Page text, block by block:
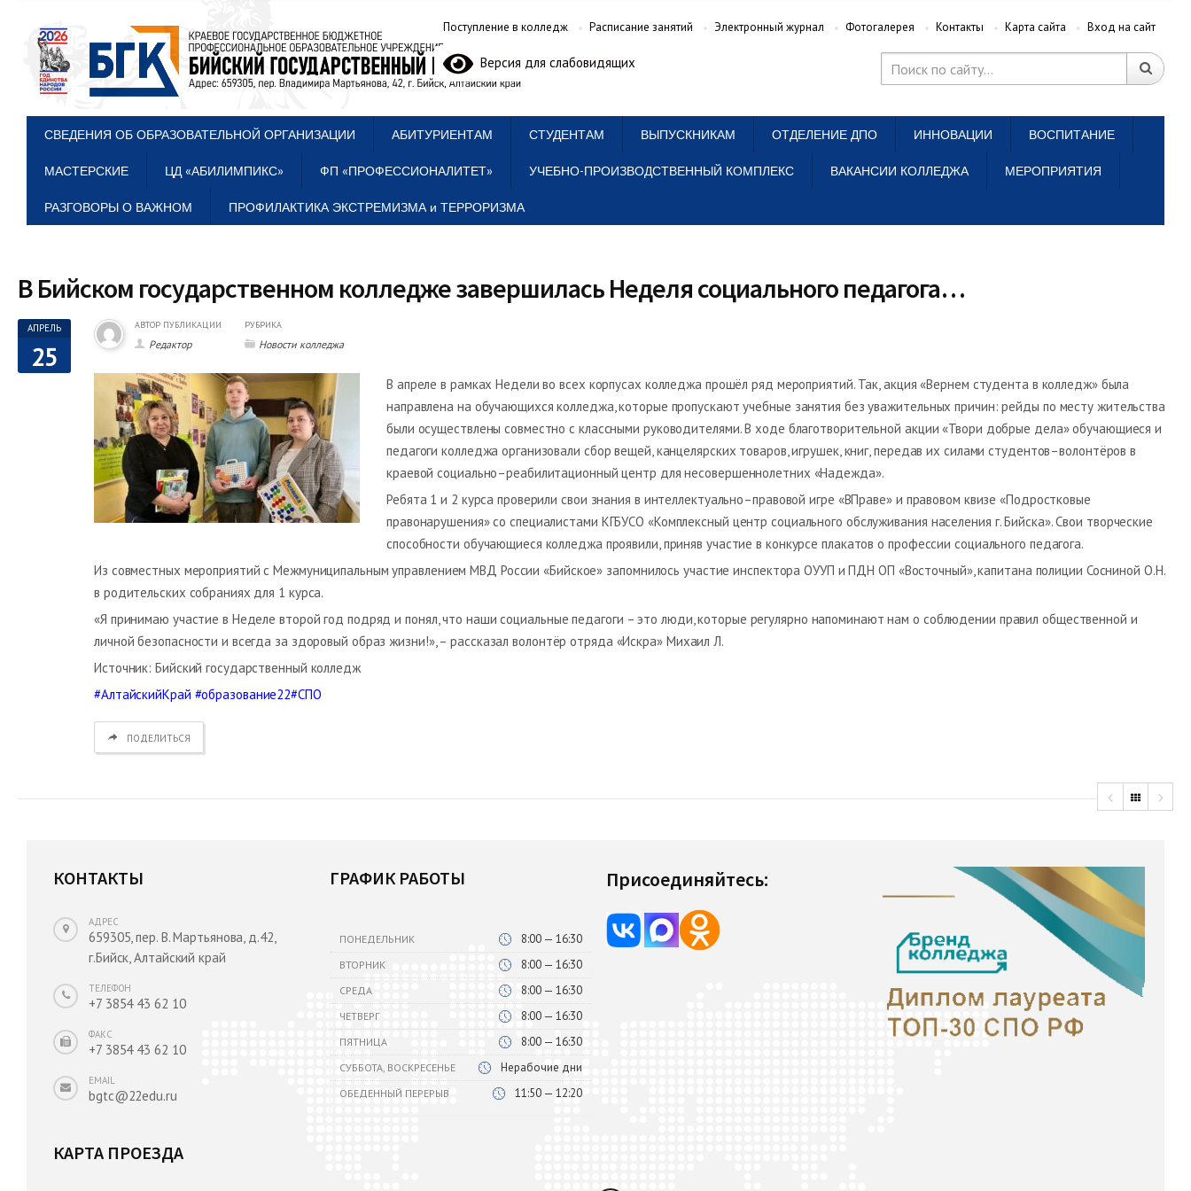
Поступление в колледж Расписание занятий Электронный журнал Фотогалерея Контакты Карта сайта Вход на сайт
Версия для слабовидящих
СВЕДЕНИЯ ОБ ОБРАЗОВАТЕЛЬНОЙ ОРГАНИЗАЦИИ АБИТУРИЕНТАМ СТУДЕНТАМ ВЫПУСКНИКАМ ОТДЕЛЕНИЕ ДПО ИННОВАЦИИ ВОСПИТАНИЕ
МАСТЕРСКИЕ ЦД «АБИЛИМПИКС» ФП «ПРОФЕССИОНАЛИТЕТ» УЧЕБНО-ПРОИЗВОДСТВЕННЫЙ КОМПЛЕКС ВАКАНСИИ КОЛЛЕДЖА МЕРОПРИЯТИЯ
РАЗГОВОРЫ О ВАЖНОМ ПРОФИЛАКТИКА ЭКСТРЕМИЗМА и ТЕРРОРИЗМА
В Бийском государственном колледже завершилась Неделя социального педагога…
АПРЕЛЬ
25
АВТОР ПУБЛИКАЦИИ
Редактор
РУБРИКА
Новости колледжа
В апреле в рамках Недели во всех корпусах колледжа прошёл ряд мероприятий. Так, акция «Вернем студента в колледж» была
направлена на обучающихся колледжа, которые пропускают учебные занятия без уважительных причин: рейды по месту жительства
были осуществлены совместно с классными руководителями. В ходе благотворительной акции «Твори добрые дела» обучающиеся и
педагоги колледжа организовали сбор вещей, канцелярских товаров, игрушек, книг, передав их силами студентов–волонтёров в
краевой социально–реабилитационный центр для несовершеннолетних «Надежда».
Ребята 1 и 2 курса проверили свои знания в интеллектуально–правовой игре «ВПраве» и правовом квизе «Подростковые
правонарушения» со специалистами КГБУСО «Комплексный центр социального обслуживания населения г. Бийска». Свои творческие
способности обучающиеся колледжа проявили, приняв участие в конкурсе плакатов о профессии социального педагога.
Из совместных мероприятий с Межмуниципальным управлением МВД России «Бийское» запомнилось участие инспектора ОУУП и ПДН ОП «Восточный», капитана полиции Сосниной О.Н.
в родительских собраниях для 1 курса.
«Я принимаю участие в Неделе второй год подряд и понял, что наши социальные педагоги – это люди, которые регулярно напоминают нам о соблюдении правил общественной и
личной безопасности и всегда за здоровый образ жизни!», – рассказал волонтёр отряда «Искра» Михаил Л.
Источник: Бийский государственный колледж
#АлтайскийКрай #образование22#СПО
ПОДЕЛИТЬСЯ
КОНТАКТЫ
АДРЕС
659305, пер. В. Мартьянова, д.42,
г.Бийск, Алтайский край
ТЕЛЕФОН
+7 3854 43 62 10
ФАКС
+7 3854 43 62 10
EMAIL
bgtc@22edu.ru
ГРАФИК РАБОТЫ
ПОНЕДЕЛЬНИК 8:00 — 16:30
ВТОРНИК 8:00 — 16:30
СРЕДА 8:00 — 16:30
ЧЕТВЕРГ 8:00 — 16:30
ПЯТНИЦА 8:00 — 16:30
СУББОТА, ВОСКРЕСЕНЬЕ Нерабочие дни
ОБЕДЕННЫЙ ПЕРЕРЫВ 11:50 — 12:20
Присоединяйтесь:
КАРТА ПРОЕЗДА